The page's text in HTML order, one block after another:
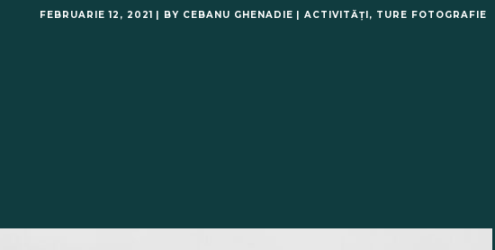
FEBRUARIE 12, 2021 BY CEBANU GHENADIE ACTIVITĂȚI, TURE FOTOGRAFIE